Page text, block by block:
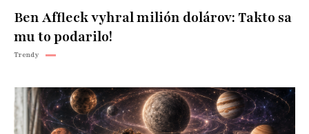
Ben Affleck vyhral milión dolárov: Takto sa
mu to podarilo!
Trendy